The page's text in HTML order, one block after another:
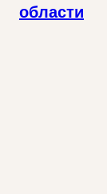
области